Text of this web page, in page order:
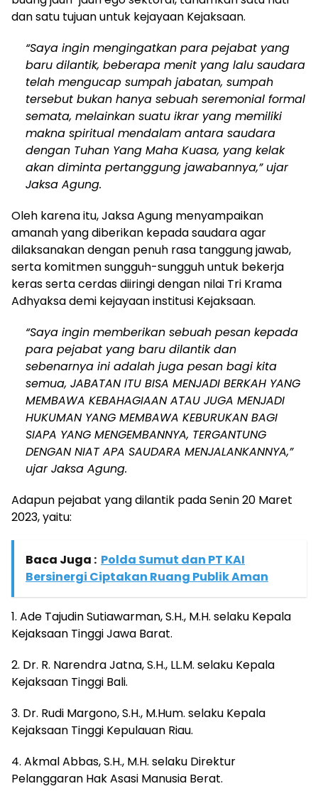
dan satu tujuan untuk kejayaan Kejaksaan.
“Saya ingin mengingatkan para pejabat yang
baru dilantik, beberapa menit yang lalu saudara
telah mengucap sumpah jabatan, sumpah
tersebut bukan hanya sebuah seremonial formal
semata, melainkan suatu ikrar yang memiliki
makna spiritual mendalam antara saudara
dengan Tuhan Yang Maha Kuasa, yang kelak
akan diminta pertanggung jawabannya,” ujar
Jaksa Agung.
Oleh karena itu, Jaksa Agung menyampaikan
amanah yang diberikan kepada saudara agar
dilaksanakan dengan penuh rasa tanggung jawab,
serta komitmen sungguh-sungguh untuk bekerja
keras serta cerdas diiringi dengan nilai Tri Krama
Adhyaksa demi kejayaan institusi Kejaksaan.
“Saya ingin memberikan sebuah pesan kepada
para pejabat yang baru dilantik dan
sebenarnya ini adalah juga pesan bagi kita
semua, JABATAN ITU BISA MENJADI BERKAH YANG
MEMBAWA KEBAHAGIAAN ATAU JUGA MENJADI
HUKUMAN YANG MEMBAWA KEBURUKAN BAGI
SIAPA YANG MENGEMBANNYA, TERGANTUNG
DENGAN NIAT APA SAUDARA MENJALANKANNYA,”
ujar Jaksa Agung.
Adapun pejabat yang dilantik pada Senin 20 Maret
2023, yaitu:
Baca Juga : Polda Sumut dan PT KAI
Bersinergi Ciptakan Ruang Publik Aman
1. Ade Tajudin Sutiawarman, S.H., M.H. selaku Kepala
Kejaksaan Tinggi Jawa Barat.
2. Dr. R. Narendra Jatna, S.H., LL.M. selaku Kepala
Kejaksaan Tinggi Bali.
3. Dr. Rudi Margono, S.H., M.Hum. selaku Kepala
Kejaksaan Tinggi Kepulauan Riau.
4. Akmal Abbas, S.H., M.H. selaku Direktur
Pelanggaran Hak Asasi Manusia Berat.